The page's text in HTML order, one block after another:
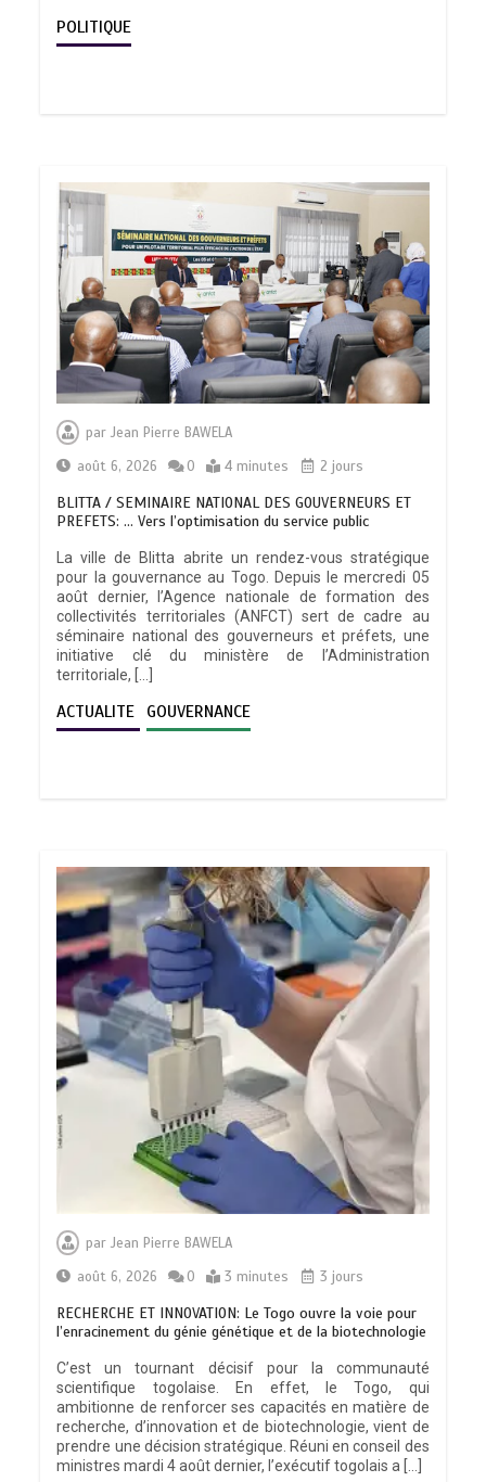
POLITIQUE
parJean Pierre BAWELA
août 6, 2026
0 4 minutes 2 jours
BLITTA / SEMINAIRE NATIONAL DES GOUVERNEURS ET
PREFETS: … Vers l’optimisation du service public
La ville de Blitta abrite un rendez-vous stratégique
pour la gouvernance au Togo. Depuis le mercredi 05
août dernier, l’Agence nationale de formation des
collectivités territoriales (ANFCT) sert de cadre au
séminaire national des gouverneurs et préfets, une
initiative clé du ministère de l’Administration
territoriale, […]
ACTUALITE GOUVERNANCE
parJean Pierre BAWELA
août 6, 2026
0 3 minutes 3 jours
RECHERCHE ET INNOVATION: Le Togo ouvre la voie pour
l’enracinement du génie génétique et de la biotechnologie
C’est un tournant décisif pour la communauté
scientifique togolaise. En effet, le Togo, qui
ambitionne de renforcer ses capacités en matière de
recherche, d’innovation et de biotechnologie, vient de
prendre une décision stratégique. Réuni en conseil des
ministres mardi 4 août dernier, l’exécutif togolais a […]